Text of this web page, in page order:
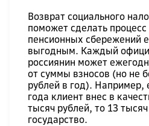
Возврат социального
поможет сделать
пенсионных сбережений
выгодным. Каждый
россиянин может
от суммы взносов (но не
рублей в год). Например,
года клиент внес в
тысяч рублей, то 13
государство.